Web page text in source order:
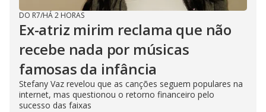
DO R7/HÁ 2 HORAS
Ex-atriz mirim reclama que não
recebe nada por músicas
famosas da infância
Stefany Vaz revelou que as canções seguem populares na
internet, mas questionou o retorno financeiro pelo
sucesso das faixas